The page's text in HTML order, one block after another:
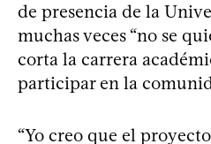
de presencia de la
muchas veces “no se
corta la carrera
participar en la
“Yo creo que el